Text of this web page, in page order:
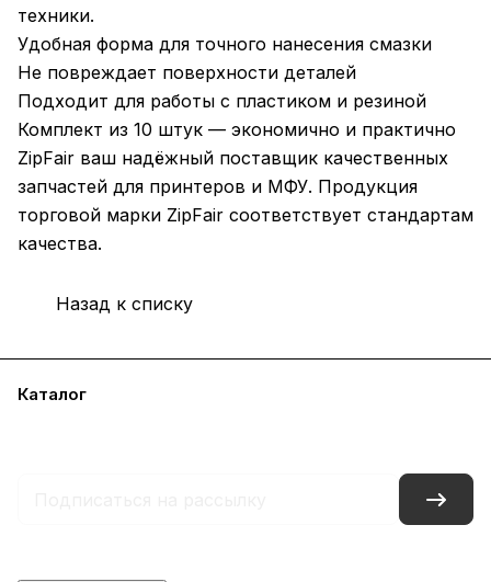
техники.
Удобная форма для точного нанесения смазки
Не повреждает поверхности деталей
Подходит для работы с пластиком и резиной
Комплект из 10 штук — экономично и практично
ZipFair ваш надёжный поставщик качественных
запчастей для принтеров и МФУ. Продукция
торговой марки ZipFair соответствует стандартам
качества.
Назад к списку
Каталог